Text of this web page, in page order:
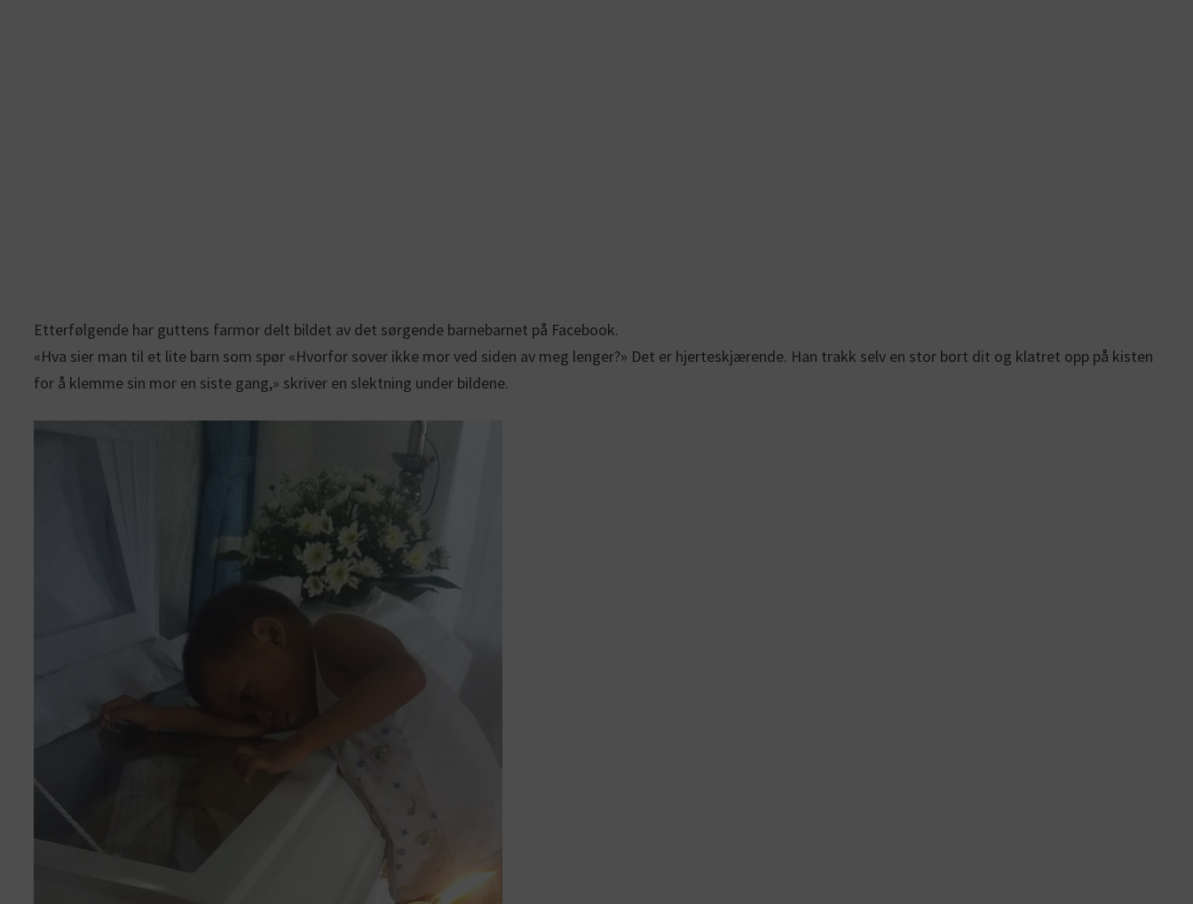
Etterfølgende har guttens farmor delt bildet av det sørgende barnebarnet på Facebook.
«Hva sier man til et lite barn som spør «Hvorfor sover ikke mor ved siden av meg lenger?» Det er hjerteskjærende. Han trakk selv en stor bort dit og klatret opp på kisten
for å klemme sin mor en siste gang,» skriver en slektning under bildene.